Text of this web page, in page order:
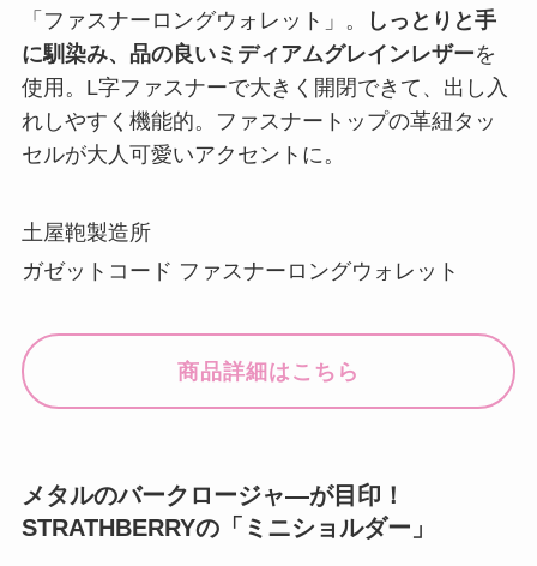
「ファスナーロングウォレット」。
しっとりと手
に馴染み、品の良いミディアムグレインレザーを
使用。L字ファスナーで大きく開閉できて、出し入
れしやすく機能的。ファスナートップの革紐タッ
セルが大人可愛いアクセントに。
土屋鞄製造所
ガゼットコード ファスナーロングウォレット
商品詳細はこちら
メタルのバークロージャ―が目印！
STRATHBERRYの「ミニショルダー」